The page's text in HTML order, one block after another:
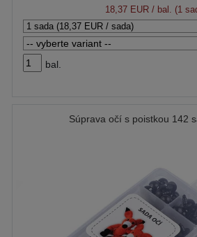
18,37 EUR/ bal. (1
bal.
Súprava očí s poistkou 142